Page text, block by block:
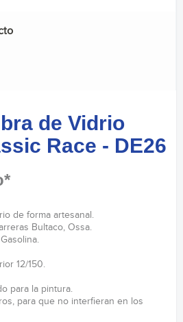
de Vidrio
Race - DE26
de forma artesanal.
Bultaco, Ossa.
12/150.
para la pintura.
para que no interfieran en los